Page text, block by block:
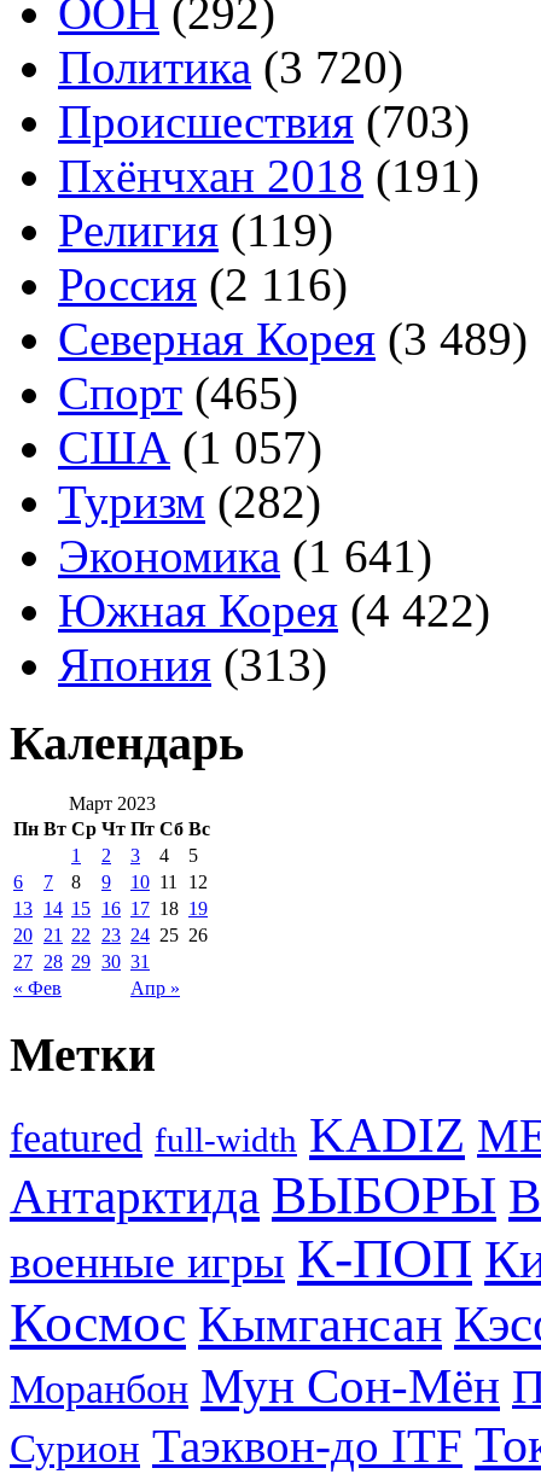
ООН (292)
Политика (3 720)
Происшествия (703)
Пхёнчхан 2018 (191)
Религия (119)
Россия (2 116)
Северная Корея (3 489)
Спорт (465)
США (1 057)
Туризм (282)
Экономика (1 641)
Южная Корея (4 422)
Япония (313)
Календарь
Март 2023
Пн Вт Ср Чт Пт Сб Вс
« Фев Апр »
1 2 3 4
5
6
7 8 9 10 11
12
13 14 15 16 17 18 19
20 21 22 23 24 25 26
27 28 29 30 31
Метки
featured full-width KADIZ
Антарктида ВЫБОРЫ
военные игры К-ПОП
Космос Кымгансан
Моранбон Мун Сон-Мён
Сурион Таэквон-до ITF